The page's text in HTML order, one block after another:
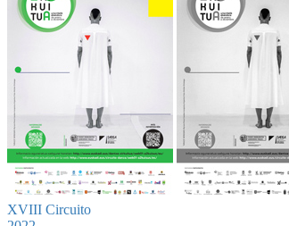
XVIII Circuito